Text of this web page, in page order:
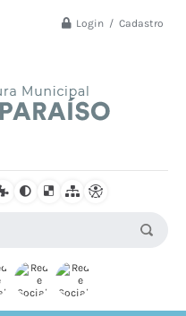
Login / Cadastro